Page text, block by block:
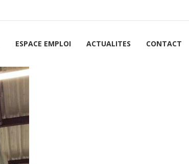
ESPACE EMPLOI ACTUALITES CONTACT